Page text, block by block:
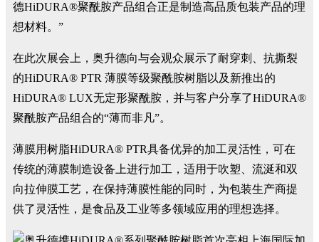
德HiDURA®聚酰胺产品组合正是制造高品质包装产品的理
想材料。”
在此次展会上，奥升德向与会观众展示了耐穿刺、抗撕裂
的HiDURA® PTR 薄膜等级聚酰胺树脂以及新推出的
HiDURA® LUX无定形聚酰胺，并与客户分享了HiDURA®
聚酰胺产品组合的“薄而非凡”。
薄膜用树脂HiDURA® PTR具备优异的加工灵活性，可在
传统的薄膜制造设备上进行加工，适用于吹塑、流涎和双
向拉伸膜工艺，在保持薄膜性能的同时，为包装生产商提
供了灵活性，是食品及工业等多领域应用的理想选择。